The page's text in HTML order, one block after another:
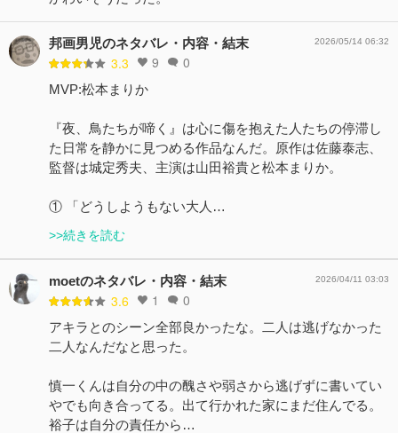
邦画男児のネタバレ・内容・結末
3.3 9 0
2026/05/14 06:32
MVP:松本まりか
『夜、鳥たちが啼く』は心に傷を抱えた人たちの停滞し
た日常を静かに見つめる作品なんだ。原作は佐藤泰志、
監督は城定秀夫、主演は山田裕貴と松本まりか。
① 「どうしようもない大人…
>>続きを読む
moetのネタバレ・内容・結末
3.6 1 0
2026/04/11 03:03
アキラとのシーン全部良かったな。二人は逃げなかった
二人なんだなと思った。
慎一くんは自分の中の醜さや弱さから逃げずに書いてい
やでも向き合ってる。出て行かれた家にまだ住んでる。
裕子は自分の責任から…